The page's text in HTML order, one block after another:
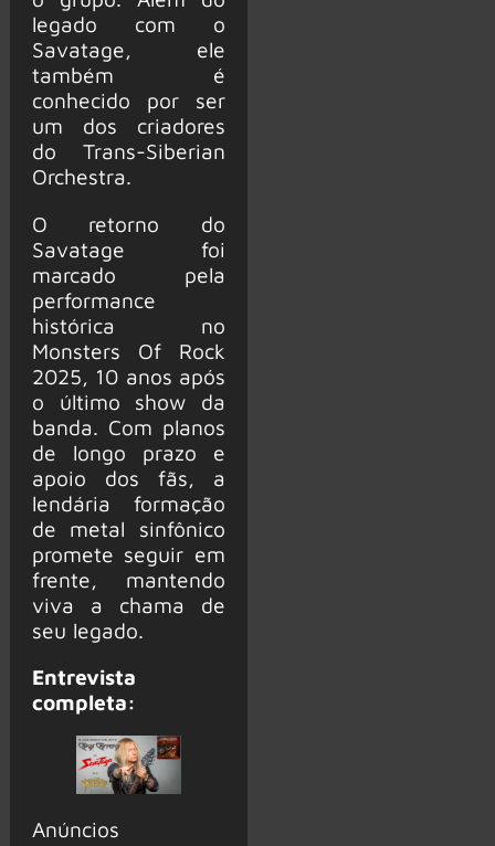
legado com o
Savatage, ele
também é
conhecido por ser
um dos criadores
do Trans-Siberian
Orchestra.
O retorno do
Savatage foi
marcado pela
performance
histórica no
Monsters Of Rock
2025, 10 anos após
o último show da
banda. Com planos
de longo prazo e
apoio dos fãs, a
lendária formação
de metal sinfônico
promete seguir em
frente, mantendo
viva a chama de
seu legado.
Entrevista
completa:
Anúncios